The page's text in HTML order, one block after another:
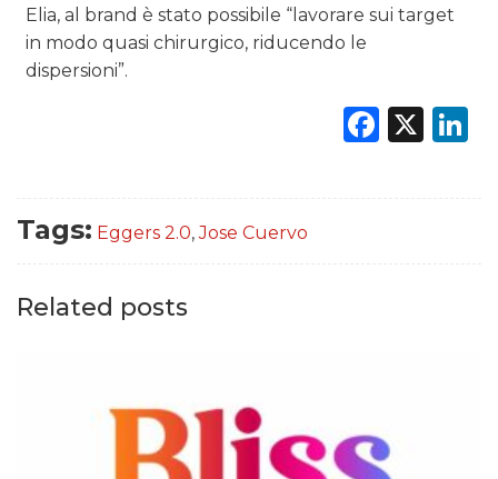
Elia, al brand è stato possibile “lavorare sui target
in modo quasi chirurgico, riducendo le
dispersioni”.
X
Tags: Eggers 2.0,Jose Cuervo
Related posts